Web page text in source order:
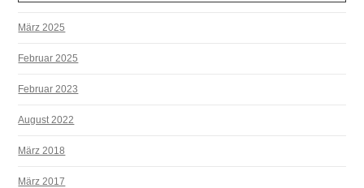
März 2025
Februar 2025
Februar 2023
August 2022
März 2018
März 2017